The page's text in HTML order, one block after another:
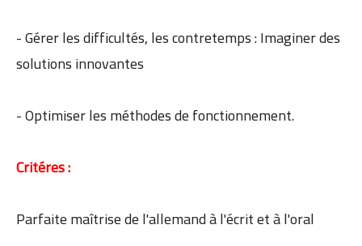
- Gérer les difficultés, les contretemps : Imaginer des
solutions innovantes
- Optimiser les méthodes de fonctionnement.
Critéres :
Parfaite maîtrise de l'allemand à l'écrit et à l'oral